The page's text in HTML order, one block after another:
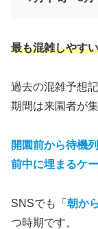
最も混雑しやす
過去の混雑予想
期間は来園者が
開園前から待機
前中に埋まるケ
SNSでも「 朝か
つ時期です。